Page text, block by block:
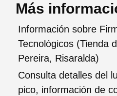
Más
Información sobre
Tecnológicos (Tienda
Pereira, Risaralda)
Consulta detalles del
pico, información de